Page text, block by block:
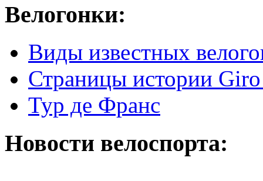
Велогонки:
Виды известных
Страницы истории
Тур де Франс
Новости велоспорта: